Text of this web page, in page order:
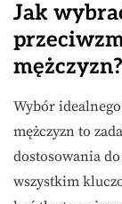
Jak
mężczyzn?
Wybór
mężczyzn to
dostosowania
wszystkim